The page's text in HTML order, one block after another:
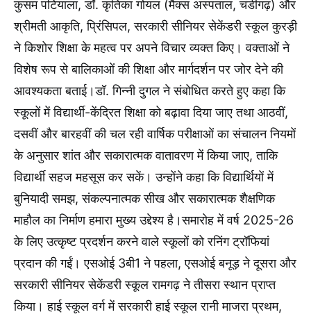
कुसम पटियाला, डॉ. कृतिका गोयल (मैक्स अस्पताल, चंडीगढ़) और
श्रीमती आकृति, प्रिंसिपल, सरकारी सीनियर सेकेंडरी स्कूल कुरड़ी
ने किशोर शिक्षा के महत्व पर अपने विचार व्यक्त किए। वक्ताओं ने
विशेष रूप से बालिकाओं की शिक्षा और मार्गदर्शन पर जोर देने की
आवश्यकता बताई।डॉ. गिन्नी दुगल ने संबोधित करते हुए कहा कि
स्कूलों में विद्यार्थी-केंद्रित शिक्षा को बढ़ावा दिया जाए तथा आठवीं,
दसवीं और बारहवीं की चल रही वार्षिक परीक्षाओं का संचालन नियमों
के अनुसार शांत और सकारात्मक वातावरण में किया जाए, ताकि
विद्यार्थी सहज महसूस कर सकें। उन्होंने कहा कि विद्यार्थियों में
बुनियादी समझ, संकल्पनात्मक सीख और सकारात्मक शैक्षणिक
माहौल का निर्माण हमारा मुख्य उद्देश्य है।समारोह में वर्ष 2025-26
के लिए उत्कृष्ट प्रदर्शन करने वाले स्कूलों को रनिंग ट्रॉफियां
प्रदान की गईं। एसओई 3बी1 ने पहला, एसओई बनूड़ ने दूसरा और
सरकारी सीनियर सेकेंडरी स्कूल रामगढ़ ने तीसरा स्थान प्राप्त
किया। हाई स्कूल वर्ग में सरकारी हाई स्कूल रानी माजरा प्रथम,